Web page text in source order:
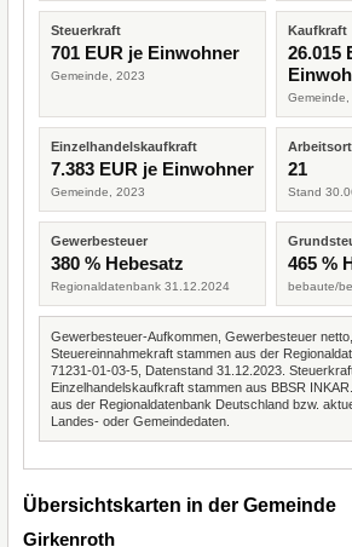
Steuerkraft
701 EUR je Einwohner
Gemeinde, 2023
Kaufkraft
26.015
Gemeinde,
Einzelhandelskaufkraft
7.383 EUR je Einwohner
Gemeinde, 2023
21
Stand
Gewerbesteuer
380 % Hebesatz
Regionaldatenbank 31.12.2024
465 %
bebaute/
Gewerbesteuer-Aufkommen, Gewerbesteuer
Steuereinnahmekraft stammen aus der
71231-01-03-5, Datenstand 31.12.2023.
Einzelhandelskaufkraft stammen aus BBSR
aus der Regionaldatenbank Deutschland bzw.
Landes- oder Gemeindedaten.
Übersichtskarten in der Gemeinde
Girkenroth